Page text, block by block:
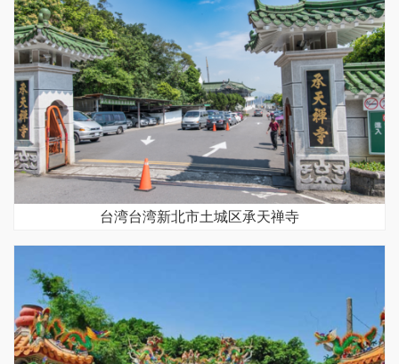
台湾台湾新北市土城区承天禅寺